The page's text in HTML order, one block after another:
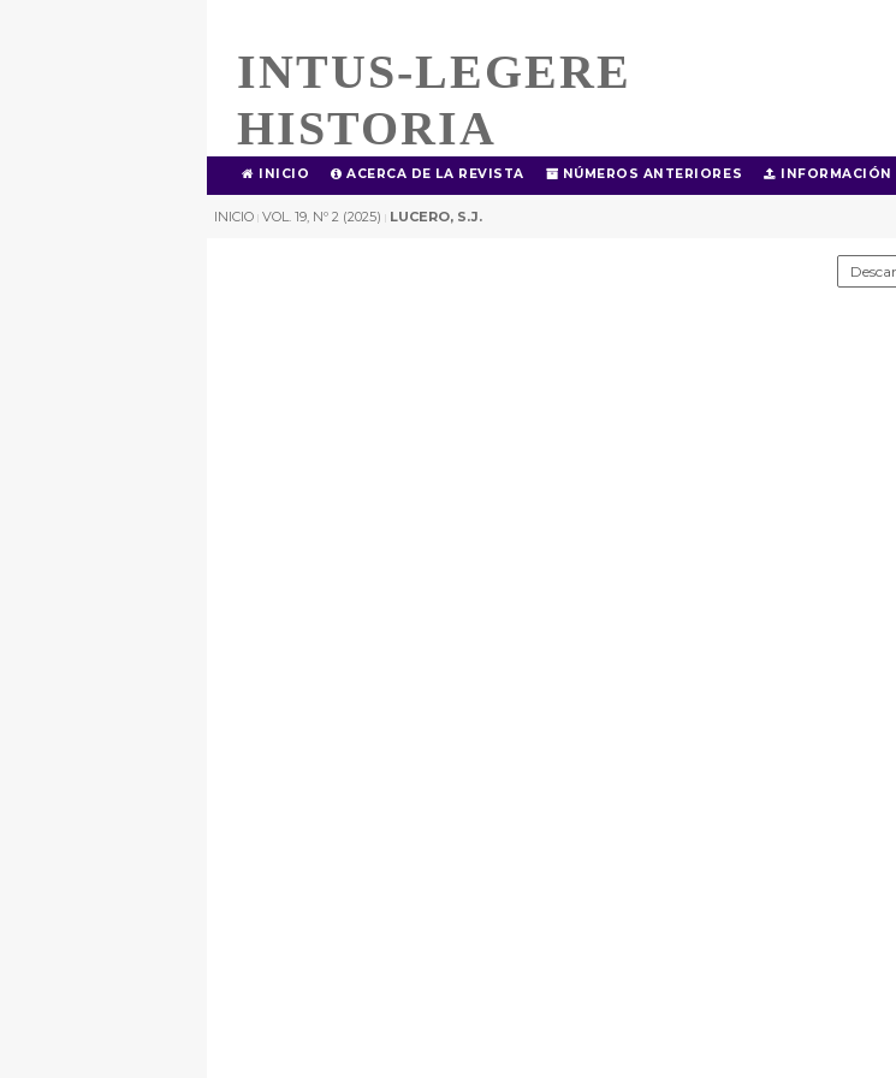
INTUS-LEGERE
HISTORIA
INICIO ACERCA DE LA REVISTA NÚMEROS ANTERIORES INFORMACIÓN
INICIO | VOL. 19, Nº 2 (2025) | LUCERO, S.J.